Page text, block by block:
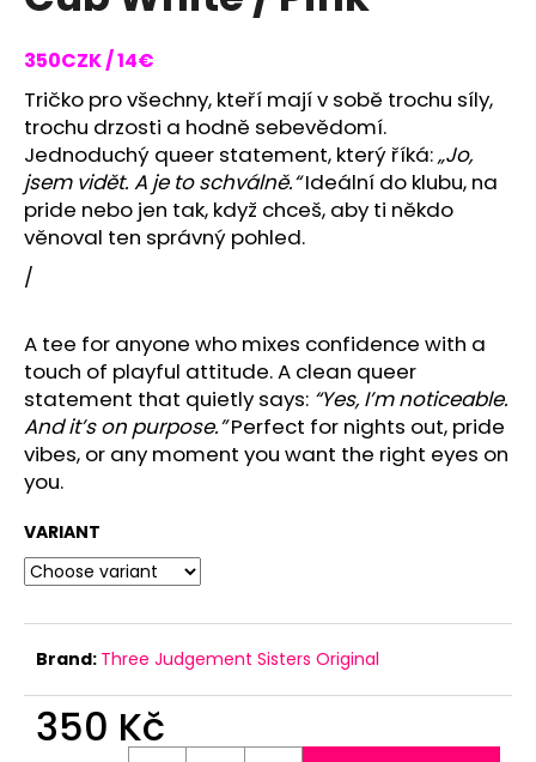
0,0
out
of
5
stars.
350CZK / 14€
Tričko pro všechny, kteří mají v sobě trochu síly,
trochu drzosti a hodně sebevědomí.
Jednoduchý queer statement, který říká:„Jo,
jsem vidět. A je to schválně.“Ideální do klubu, na
pride nebo jen tak, když chceš, aby ti někdo
věnoval ten správný pohled.
/
A tee for anyone who mixes confidence with a
touch of playful attitude. A clean queer
statement that quietly says: “Yes, I’m noticeable.
And it’s on purpose.”Perfect for nights out, pride
vibes, or any moment you want the right eyes on
you.
VARIANT
Brand: Three Judgement Sisters Original
350 Kč
n
g
f
o
r
?
SEARCH
W
e
r
e
c
o
m
e
d